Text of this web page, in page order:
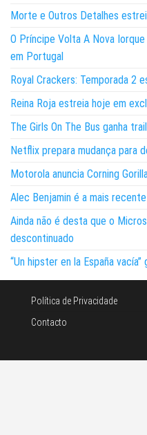
Morte e Outros Detalhes
O Príncipe Volta A Nova
em Portugal
Royal Crackers: Temporada 2
Reina Roja estreia hoje em
The Girls On The Bus ganha
Netflix prepara mudança para
Motorola anuncia Corning
Alec Benjamin é a mais
Ainda não é desta que o
descontinuado
“Un hipster en la España
Política de Privacidade
Contacto